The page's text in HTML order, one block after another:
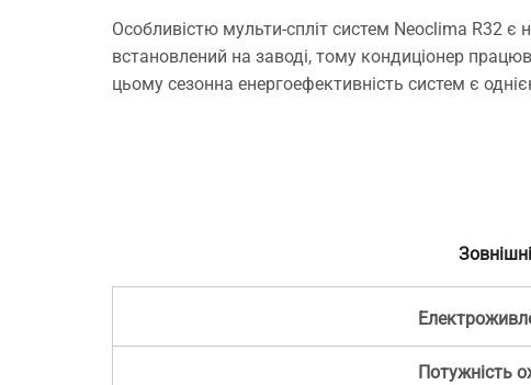
Особливістю мульти-спліт систем Neoclima R32 є
встановлений на заводі, тому кондиціонер
цьому сезонна енергоефективність систем є
Потужність